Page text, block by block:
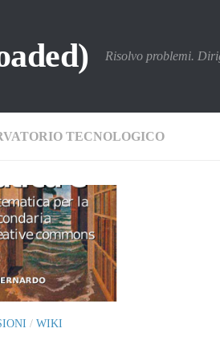
Risolvo problemi.
TECNOLOGICO
/ WIKI